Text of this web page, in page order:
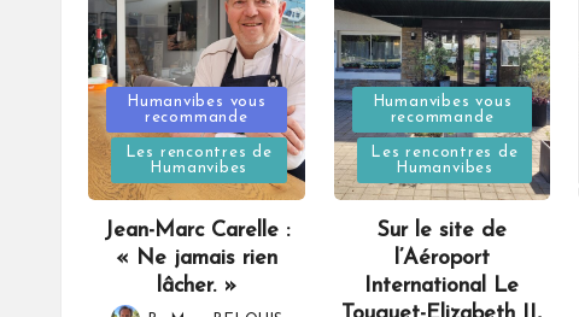
Posted
in
Humanvibes vous
recommande
Les rencontres de
Humanvibes
Jean-Marc Carelle :
« Ne jamais rien
lâcher. »
Posted
in
Humanvibes vous
recommande
Les rencontres de
Humanvibes
Sur le site de
l’Aéroport
International Le